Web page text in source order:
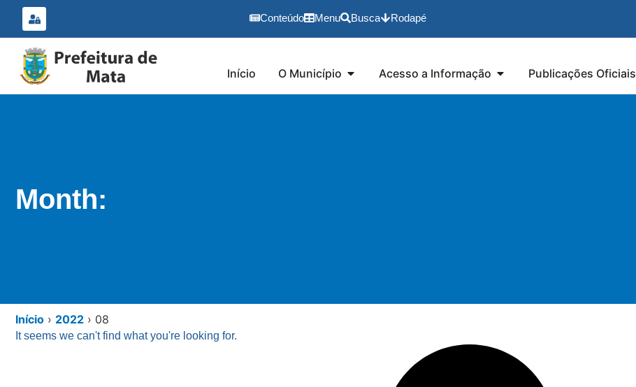
conteúdo
Conteúdo Menu Busca Rodapé
Início O Município Acesso a Informação Publicações Oficiais
Month:
Início › 2022 › 08
It seems we can't find what you're looking for.